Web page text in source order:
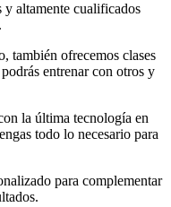
y altamente cualificados
también ofrecemos clases
entrenar con otros y
la última tecnología en
todo lo necesario para
para complementar